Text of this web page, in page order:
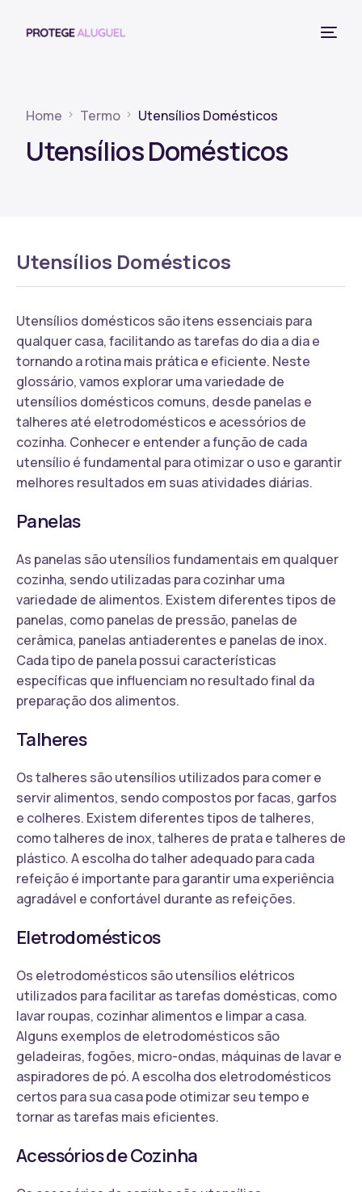
Home Termo Utensílios Domésticos
Utensílios Domésticos
Utensílios Domésticos
Utensílios domésticos são itens essenciais para
qualquer casa, facilitando as tarefas do dia a dia e
tornando a rotina mais prática e eficiente. Neste
glossário, vamos explorar uma variedade de
utensílios domésticos comuns, desde panelas e
talheres até eletrodomésticos e acessórios de
cozinha. Conhecer e entender a função de cada
utensílio é fundamental para otimizar o uso e garantir
melhores resultados em suas atividades diárias.
Panelas
As panelas são utensílios fundamentais em qualquer
cozinha, sendo utilizadas para cozinhar uma
variedade de alimentos. Existem diferentes tipos de
panelas, como panelas de pressão, panelas de
cerâmica, panelas antiaderentes e panelas de inox.
Cada tipo de panela possui características
específicas que influenciam no resultado final da
preparação dos alimentos.
Talheres
Os talheres são utensílios utilizados para comer e
servir alimentos, sendo compostos por facas, garfos
e colheres. Existem diferentes tipos de talheres,
como talheres de inox, talheres de prata e talheres de
plástico. A escolha do talher adequado para cada
refeição é importante para garantir uma experiência
agradável e confortável durante as refeições.
Eletrodomésticos
Os eletrodomésticos são utensílios elétricos
utilizados para facilitar as tarefas domésticas, como
lavar roupas, cozinhar alimentos e limpar a casa.
Alguns exemplos de eletrodomésticos são
geladeiras, fogões, micro-ondas, máquinas de lavar e
aspiradores de pó. A escolha dos eletrodomésticos
certos para sua casa pode otimizar seu tempo e
tornar as tarefas mais eficientes.
Acessórios de Cozinha